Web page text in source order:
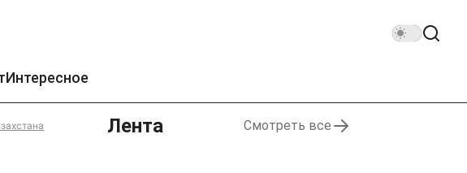
Интересное
Лента Смотреть все